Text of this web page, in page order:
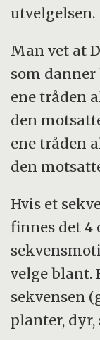
utvelgelsen.
Man vet at
som danner
ene tråden
den
ene tråden
den
Hvis et
finnes det 4
velge blant.
sekvensen
planter,